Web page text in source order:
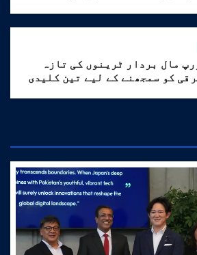
مال بردار ٹرینوں کی تازہ
کو سمجھنے کے لیے تین کلیدی